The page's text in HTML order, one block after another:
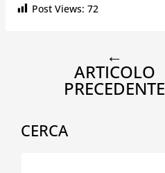
Post Views: 72
←
ARTICOLO
PRECEDENTE
CERCA